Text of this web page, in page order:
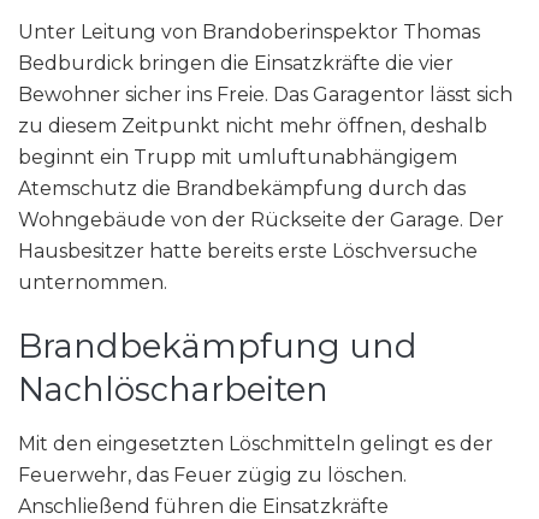
Unter Leitung von Brandoberinspektor Thomas
Bedburdick bringen die Einsatzkräfte die vier
Bewohner sicher ins Freie. Das Garagentor lässt sich
zu diesem Zeitpunkt nicht mehr öffnen, deshalb
beginnt ein Trupp mit umluftunabhängigem
Atemschutz die Brandbekämpfung durch das
Wohngebäude von der Rückseite der Garage. Der
Hausbesitzer hatte bereits erste Löschversuche
unternommen.
Brandbekämpfung und
Nachlöscharbeiten
Mit den eingesetzten Löschmitteln gelingt es der
Feuerwehr, das Feuer zügig zu löschen.
Anschließend führen die Einsatzkräfte